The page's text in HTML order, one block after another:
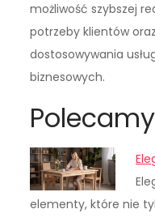
możliwość szybszej
potrzeby klientów
dostosowywania
biznesowych.
elementy, które nie